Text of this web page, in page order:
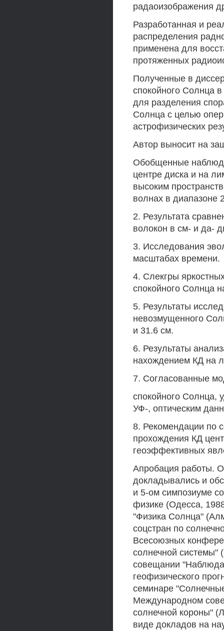
радаоизображения
Разработанная и
распределения
применена для
протяженных
Полученные в
спокойного Солнца
для разделения
Солнца с целью
астрофизических
Автор выносит на
Обобщенные
центре диска и на
высоким
волнах в диапазоне
2. Результата
волокон в см- и да-
3. Исследования
масштабах времени.
4. Слекгры
спокойного Солнца
5. Результаты
невозмущенного
и 31.6 см.
6. Результаты
нахождением КД на
7. Согласованные
спокойного Солнца,
УФ-, оптическим
8. Рекомендации по
прохождения КД
геоэффективных
Апробация работы.
докладывались и
и 5-ом симпозиуме
физике (Одесса,
"Физика Солнца"
соцстран по
Всесоюзных
солнечной
совещании
геофизического
семинаре
Международном
солнечной короны"
виде докладов на